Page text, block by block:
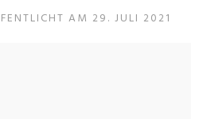
AM 29. JULI 2021